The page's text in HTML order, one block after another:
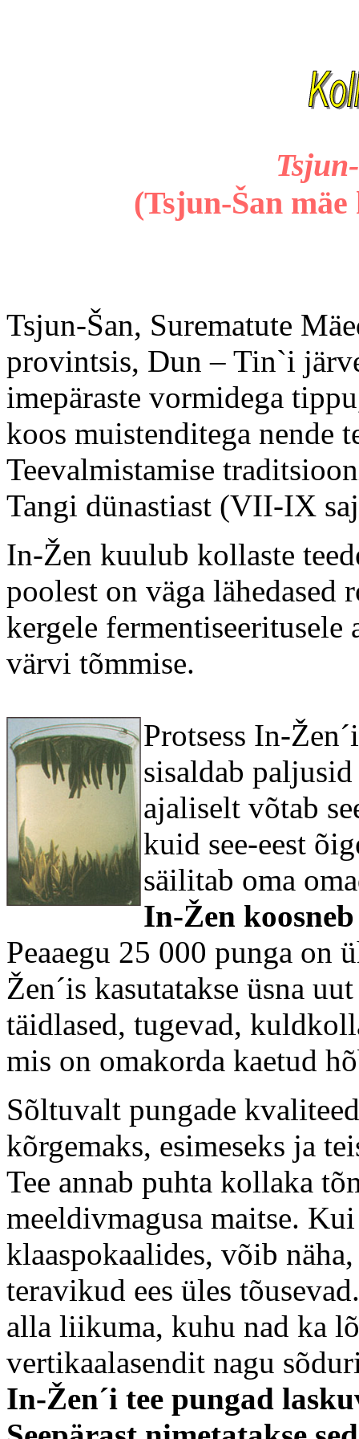
(Tsjun-Šan
Tsjun-Šan, Surematute
provintsis, Dun – Tin`i
imepäraste vormidega
koos muistenditega nende
Teevalmistamise
Tangi dünastiast (VII-IX
In-Žen kuulub kollaste
poolest on väga lähedased
kergele fermentiseeritusele
värvi tõmmise.
Protsess In-
sisaldab
ajaliselt võtab
kuid see-eest
säilitab oma
In-Žen
Peaaegu 25 000 punga on
Žen´is kasutatakse üsna
täidlased, tugevad,
mis on omakorda kaetud
Sõltuvalt pungade
kõrgemaks, esimeseks ja
Tee annab puhta kollaka
meeldivmagusa maitse.
klaaspokaalides, võib
teravikud ees üles
alla liikuma, kuhu nad ka
vertikaalasendit nagu
In-Žen´i tee pungad